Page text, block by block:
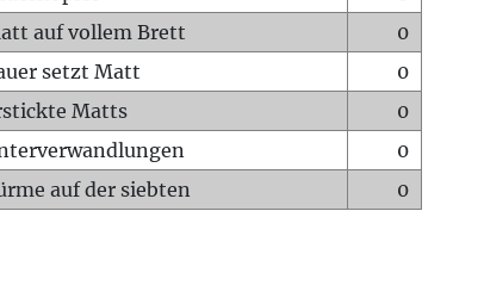
auf vollem Brett
0
setzt Matt
0
Matts
0
0
auf der siebten
0